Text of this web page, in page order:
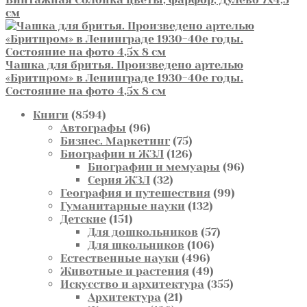
см
Чашка для бритья. Произведено артелью
«Бритпром» в Ленинграде 1930-40е годы.
Состояние на фото 4,5х 8 см
Книги 85948594
товара
Автографы 9696
товаров
Бизнес. Маркетинг 7575
товаров
Биографии и ЖЗЛ 126126
товаров
Биографии и мемуары 9696
Серия ЖЗЛ 3232
товара
География и путешествия 9999
Гуманитарные науки 132132
Детские 151151
товар
Для дошкольников 5757
Для школьников 106106
Естественные науки 496496
товаров
Животные и растения 4949
товаров
Искусство и архитектура 355355
Архитектура 2121